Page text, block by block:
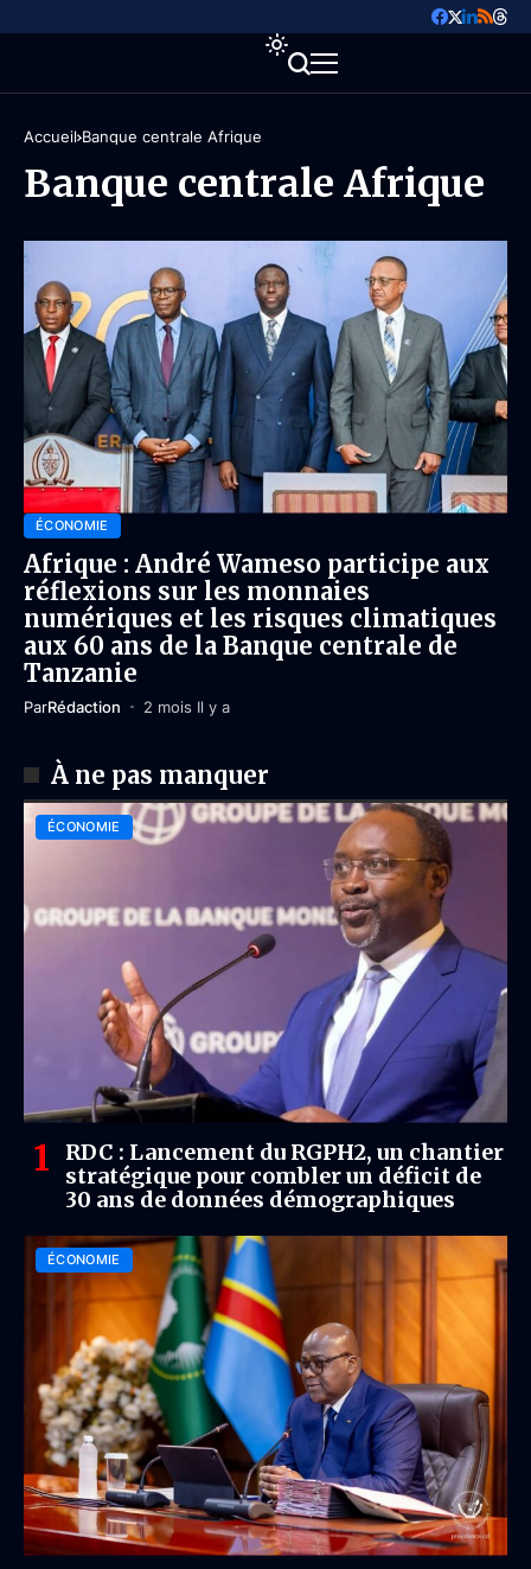
Accueil Banque centrale Afrique
Banque centrale Afrique
ÉCONOMIE
Afrique : André Wameso participe aux
réflexions sur les monnaies
numériques et les risques climatiques
aux 60 ans de la Banque centrale de
Tanzanie
ParRédaction 2 mois Il y a
À ne pas manquer
ÉCONOMIE
RDC : Lancement du RGPH2, un chantier
stratégique pour combler un déficit de
30 ans de données démographiques
ÉCONOMIE